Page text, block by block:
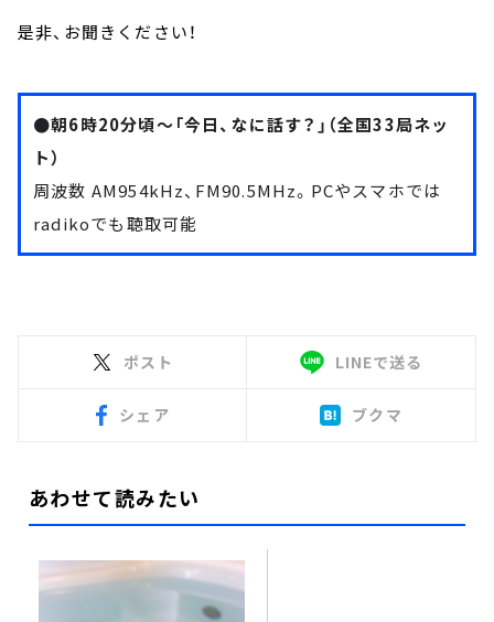
是非、お聞きください！
●朝6時20分頃～「今日、なに話す？」（全国33局ネッ
ト）
周波数 AM954kHz、FM90.5MHz。PCやスマホでは
radikoでも聴取可能
ポスト LINEで送る
シェア ブクマ
あわせて読みたい